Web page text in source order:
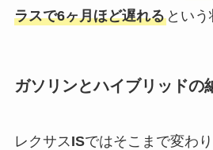
ラスで6ヶ月ほど遅れるという
ガソリンとハイブリッドの
レクサス ISではそこまで変わ